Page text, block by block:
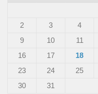
2
3 4
9
10 11
16
17 18
23
24 25
30
31